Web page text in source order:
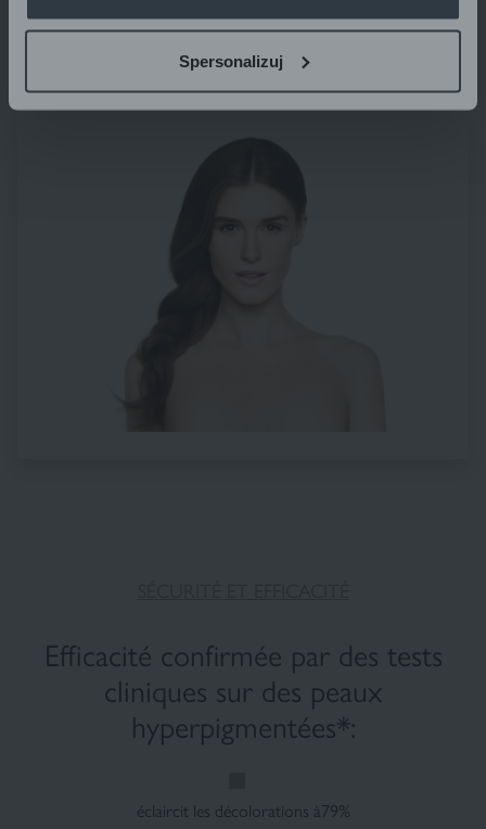
Spersonalizuj
Nous vous recommandons d’utiliser la crème de nuit Pharmaceris
W comme traitement complémentaire.
Efficacité confirmée par des tests
cliniques sur des peaux
hyperpigmentées*:
éclaircit les décolorations à79%